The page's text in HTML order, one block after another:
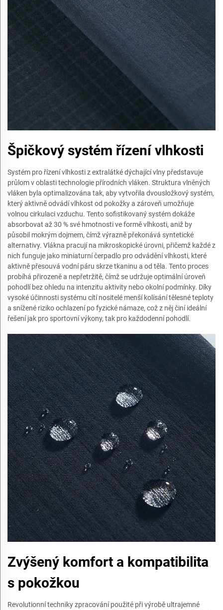
Špičkový systém řízení vlhkosti
Systém pro řízení vlhkosti z extralátké dýchající vlny představuje
průlom v oblasti technologie přírodních vláken. Struktura vlněných
vláken byla optimalizována tak, aby vytvořila dvousložkový systém,
který aktivně odvádí vlhkost od pokožky a zároveň umožňuje
volnou cirkulaci vzduchu. Tento sofistikovaný systém dokáže
absorbovat až 30 % své hmotnosti ve formě vlhkosti, aniž by
působil mokrým dojmem, čímž výrazně překonává syntetické
alternativy. Vlákna pracují na mikroskopické úrovni, přičemž každé z
nich funguje jako miniaturní čerpadlo pro odvádění vlhkosti, které
aktivně přesouvá vodní páru skrze tkaninu a od těla. Tento proces
probíhá přirozeně a nepřetržitě, čímž se udržuje optimální úroveň
pohodlí bez ohledu na intenzitu aktivity nebo okolní podmínky. Díky
vysoké účinnosti systému cítí nositelé menší kolísání tělesné teploty
a snížené riziko ochlazení po fyzické námaze, což z něj činí ideální
řešení jak pro sportovní výkony, tak pro každodenní pohodlí.
Zvýšený komfort a kompatibilita
s pokožkou
Revolutionní techniky zpracování použité při výrobě ultrajemné